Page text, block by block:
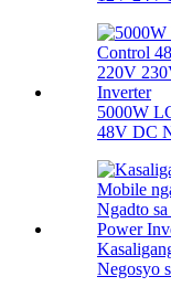
5000W
48V DC
Negosyo